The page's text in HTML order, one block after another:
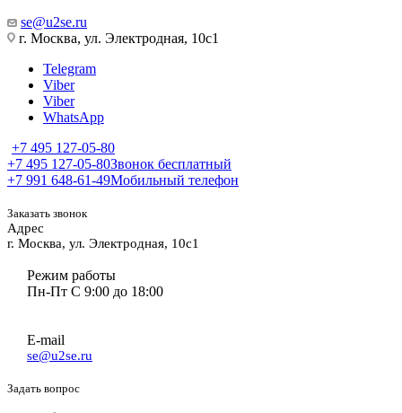
se@u2se.ru
г. Москва, ул. Электродная, 10с1
Telegram
Viber
Viber
WhatsApp
+7 495 127-05-80
+7 495 127-05-80Звонок бесплатный
+7 991 648-61-49Мобильный телефон
Заказать звонок
Адрес
г. Москва, ул. Электродная, 10с1
Режим работы
Пн-Пт С 9:00 до 18:00
E-mail
se@u2se.ru
Задать вопрос